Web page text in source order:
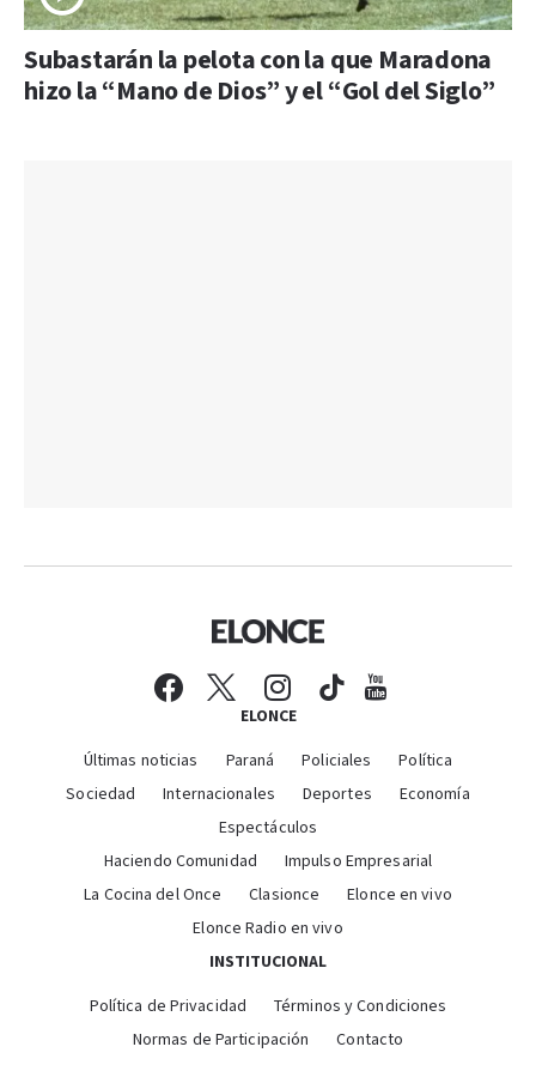
Subastarán la pelota con la que Maradona
hizo la “Mano de Dios” y el “Gol del Siglo”
ELONCE
Últimas noticias Paraná Policiales
Política
Sociedad
Internacionales Deportes
Economía
Espectáculos
Haciendo Comunidad
Impulso Empresarial
La Cocina del Once
Clasionce
Elonce en vivo
Elonce Radio en vivo
INSTITUCIONAL
Política de Privacidad
Términos y Condiciones
Normas de Participación
Contacto